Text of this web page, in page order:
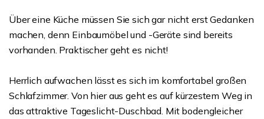
Über eine Küche müssen Sie sich gar nicht erst Gedanken
machen, denn Einbaumöbel und -Geräte sind bereits
vorhanden. Praktischer geht es nicht!
Herrlich aufwachen lässt es sich im komfortabel großen
Schlafzimmer. Von hier aus geht es auf kürzestem Weg in
das attraktive Tageslicht-Duschbad. Mit bodengleicher